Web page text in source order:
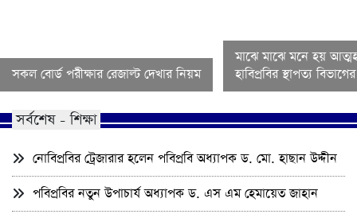
সকল বোর্ড পরীক্ষার রেজাল্ট দেখার নিয়ম
মাঝে মাঝে মনে হয়
হাবিপ্রবির স্থাপত্য
সর্বশেষ - শিক্ষা
নোবিপ্রবির ট্রেজারার হলেন পবিপ্রবি অধ্যাপক ড. মো. হাছান উদ্দীন
পবিপ্রবির নতুন উপাচার্য অধ্যাপক ড. এস এম হেমায়েত জাহান